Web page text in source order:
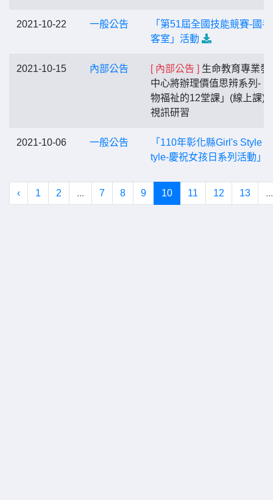
2021-10-22 一般公告
「第51屆全國技能競賽-國
客室」活動
2021-10-15 內部公告 [ 內部公告 ] 生命教育專業發
中心將辦理價值思辨系列-「
物福祉的12堂課」(線上課)
視訊研習
2021-10-06 一般公告
「110年彰化縣Girl's Style
tyle-慶祝女孩日系列活動」
‹ 1 2 ... 7 8 9 10 11 12 13 ...